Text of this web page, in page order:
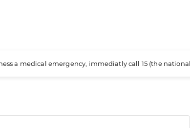
a medical emergency, immediatly call 15 (the